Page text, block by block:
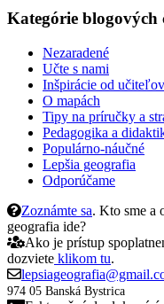
Kategórie blogových
Nezaradené
Učte s nami
Inšpirácie od učiteľov
O mapách
Tipy na príručky a
Pedagogika a
Populárno-náučné
Lepšia geografia
Odporúčame
Zoznámte sa. Kto sme a
geografia ide?
Ako je prístup
dozviete klikom tu.
974 05 Banská Bystrica